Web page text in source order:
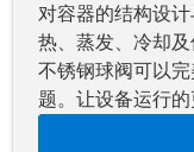
对容器的结构设
热、蒸发、冷却
不锈钢球阀可以
题。让设备运行的